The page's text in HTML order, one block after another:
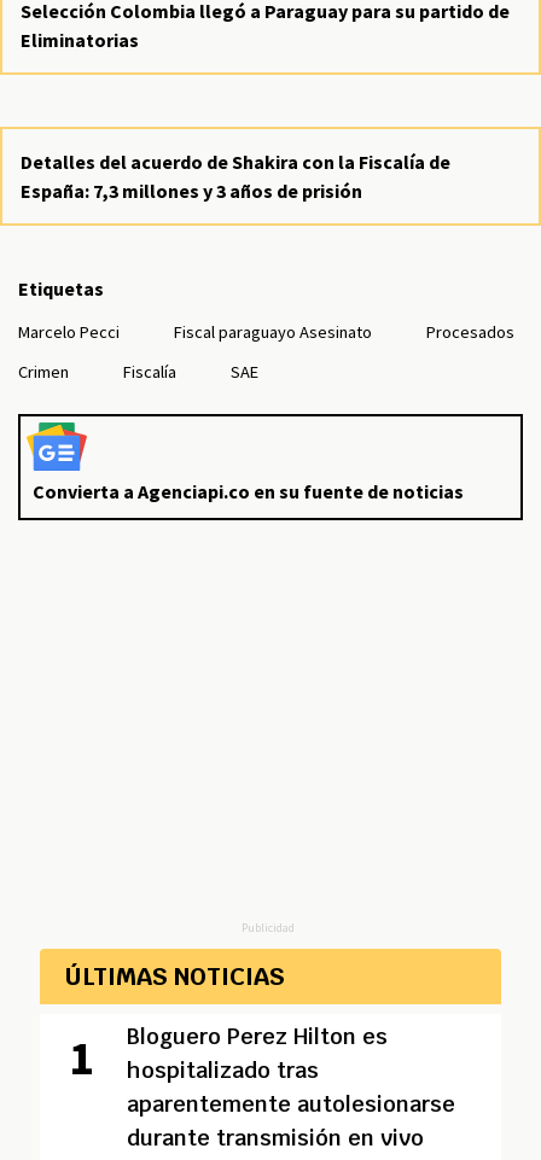
Selección Colombia llegó a Paraguay para su partido de
Eliminatorias
Detalles del acuerdo de Shakira con la Fiscalía de
España: 7,3 millones y 3 años de prisión
Etiquetas
Marcelo Pecci Fiscal paraguayo Asesinato
Procesados
Crimen
Fiscalía SAE
Convierta a Agenciapi.co en su fuente de noticias
Publicidad
ÚLTIMAS NOTICIAS
Bloguero Perez Hilton es
hospitalizado tras
aparentemente autolesionarse
durante transmisión en vivo